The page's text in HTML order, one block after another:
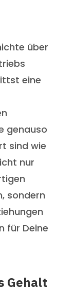
über
eine
genauso
sind wie
nur
sondern
für Deine
Gehalt